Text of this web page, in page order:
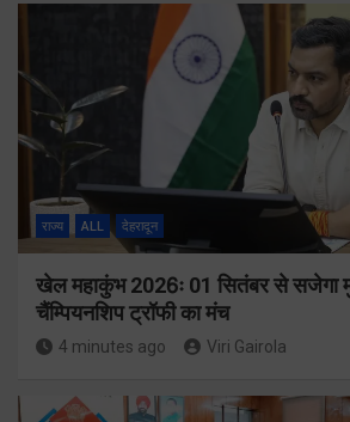
राज्य ALL देहरादून
खेल महाकुंभ 2026ः 01 सितंबर से सजेगा
चैंम्पियनशिप ट्रॉफी का मंच
4 minutes ago Viri Gairola